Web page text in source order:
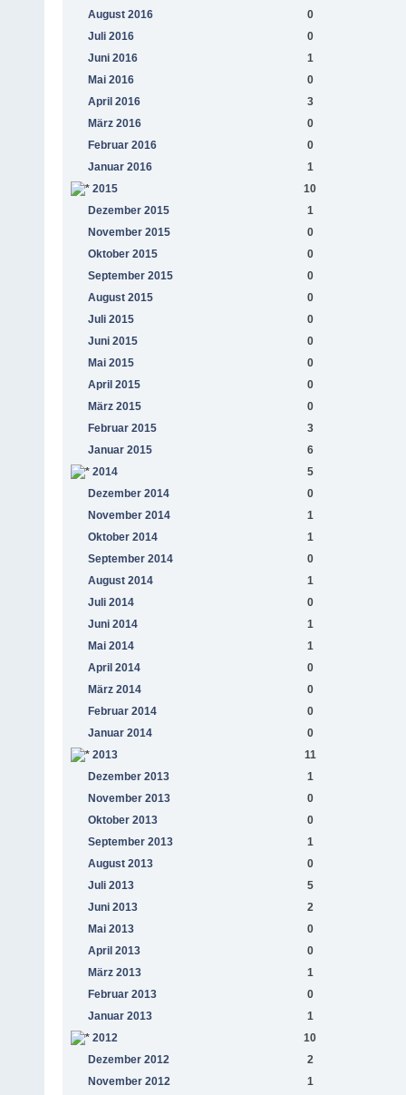
August 2016
0
Juli 2016
0
Juni 2016
1
Mai 2016
0
April 2016
3
März 2016
0
Februar 2016
0
Januar 2016
1
2015
10
Dezember 2015
1
November 2015
0
Oktober 2015
0
September 2015
0
August 2015
0
Juli 2015
0
Juni 2015
0
Mai 2015
0
April 2015
0
März 2015
0
Februar 2015
3
Januar 2015
6
2014
5
Dezember 2014
0
November 2014
1
Oktober 2014
1
September 2014
0
August 2014
1
Juli 2014
0
Juni 2014
1
Mai 2014
1
April 2014
0
März 2014
0
Februar 2014
0
Januar 2014
0
2013
11
Dezember 2013
1
November 2013
0
Oktober 2013
0
September 2013
1
August 2013
0
Juli 2013
5
Juni 2013
2
Mai 2013
0
April 2013
0
März 2013
1
Februar 2013
0
Januar 2013
1
2012
10
Dezember 2012
2
November 2012
1